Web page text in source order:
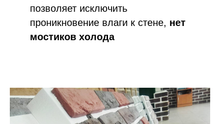
позволяет исключить
проникновение влаги к стене, нет
мостиков холода